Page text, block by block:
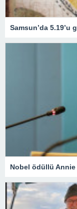
Samsun’da 5.19’u
Nobel ödüllü